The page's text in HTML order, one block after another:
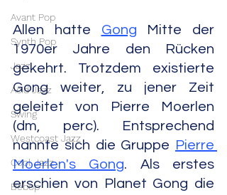
Avant Pop
Synth Pop
Jazz
Acid Jazz
Swing
Westcoast Jazz
Cool Jazz
Bebop
Allen hatte Gong Mitte der
1970er Jahre den Rücken
gekehrt. Trotzdem existierte
Gong weiter, zu jener Zeit
geleitet von Pierre Moerlen
(dm, perc). Entsprechend
nannte sich die Gruppe Pierre
Moerlen's Gong. Als erstes
erschien von Planet Gong die